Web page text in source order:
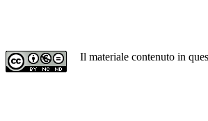
Il materiale contenuto in